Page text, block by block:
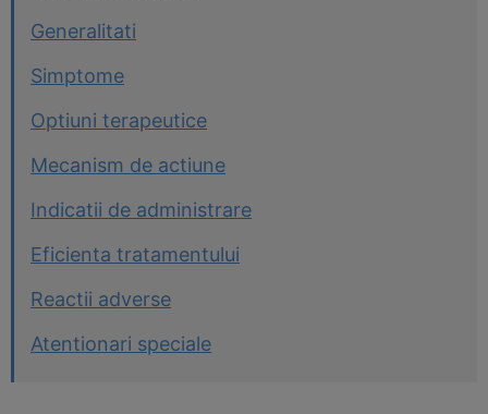
Generalitati
Simptome
Optiuni terapeutice
Mecanism de actiune
Indicatii de administrare
Eficienta tratamentului
Reactii adverse
Atentionari speciale